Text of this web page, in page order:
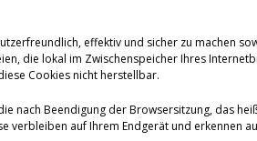
effektiv und sicher zu machen
die lokal im Zwischenspeicher Ihres
Cookies nicht herstellbar.
nach Beendigung der Browsersitzung, das
verbleiben auf Ihrem Endgerät und erkennen